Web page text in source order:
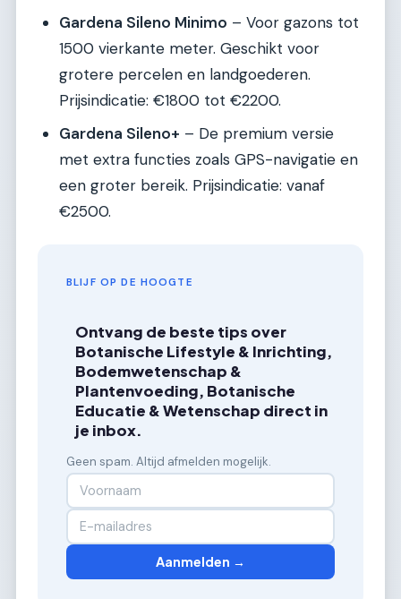
Gardena Sileno Minimo – Voor gazons tot
1500 vierkante meter. Geschikt voor
grotere percelen en landgoederen.
Prijsindicatie: €1800 tot €2200.
Gardena Sileno+ – De premium versie
met extra functies zoals GPS-navigatie en
een groter bereik. Prijsindicatie: vanaf
€2500.
BLIJF OP DE HOOGTE
Ontvang de beste tips over
Botanische Lifestyle & Inrichting,
Bodemwetenschap &
Plantenvoeding, Botanische
Educatie & Wetenschap direct in
je inbox.
Geen spam. Altijd afmelden mogelijk.
Aanmelden →